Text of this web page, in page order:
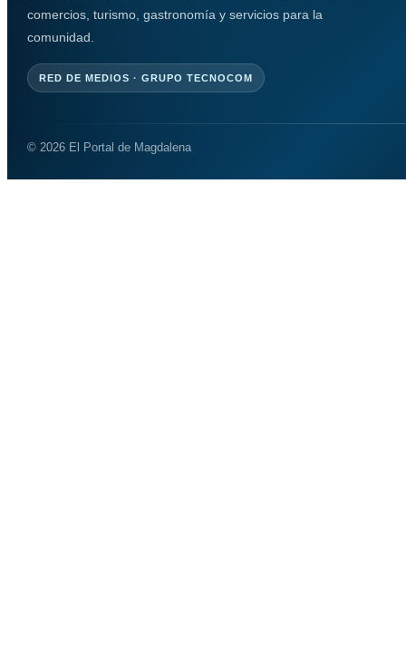
comercios, turismo, gastronomía y servicios para la
comunidad.
RED DE MEDIOS · GRUPO TECNOCOM
© 2026 El Portal de Magdalena